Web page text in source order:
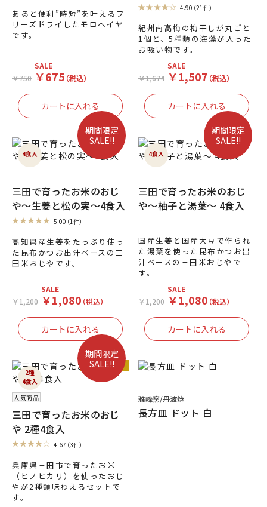
あると便利”時短”を叶えるフ
リーズドライしたモロヘイヤ
です。
￥750
SALE
￥675（税込）
4.90（21件）
紀州南高梅の梅干しが丸ごと
1個と、5種類の海藻が入った
お吸い物です。
￥1,674
SALE
￥1,507（税込）
期間限定
SALE!!
4食入
三田で育ったお米のおじ
や～生姜と松の実～4食入
5.00（1件）
高知県産生姜をたっぷり使っ
た昆布かつお出汁ベースの三
田米おじやです。
￥1,200
SALE
￥1,080（税込）
期間限定
SALE!!
4食入
三田で育ったお米のおじ
や～柚子と湯葉～ 4食入
国産生姜と国産大豆で作られ
た湯葉を使った昆布かつお出
汁ベースの三田米おじやで
す。
￥1,200
SALE
￥1,080（税込）
人気商品
期間限定
SALE!!
2種
4食入
人気商品
三田で育ったお米のおじ
や 2種4食入
4.67（3件）
兵庫県三田市で育ったお米
（ヒノヒカリ）を使ったおじ
やが2種類味わえるセットで
す。
雅峰窯/丹波焼
長方皿 ドット 白